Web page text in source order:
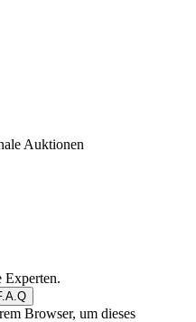
Auktionen
Experten.
Browser, um dieses